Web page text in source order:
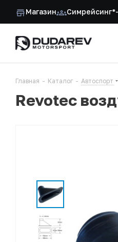
Магазин
Главная - Каталог - Автоспорт
Revotec